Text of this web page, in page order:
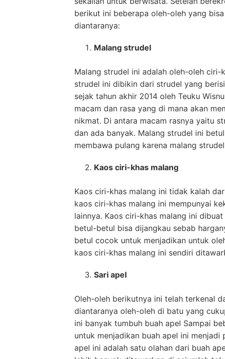
berikut ini beberapa oleh-oleh yang
diantaranya:
Malang strudel
Malang strudel ini adalah oleh-oleh ciri-
strudel ini dibikin dari strudel yang
sejak tahun akhir 2014 oleh Teuku
macam dan rasa yang di mana akan
nikmat. Di antara macam rasnya yaitu
dan ada banyak. Malang strudel ini
membawa pulang karena malang
Kaos ciri-khas malang
Kaos ciri-khas malang ini tidak kalah
kaos ciri-khas malang ini mempunyai
lainnya. Kaos ciri-khas malang ini
betul-betul bisa dijangkau sebab
betul cocok untuk menjadikan untuk
kaos ciri-khas malang ini sendiri
Sari apel
Oleh-oleh berikutnya ini telah terkenal
diantaranya oleh-oleh di batu yang
ini banyak tumbuh buah apel Sampai
untuk menjadikan buah apel ini
apel ini adalah satu olahan dari buah